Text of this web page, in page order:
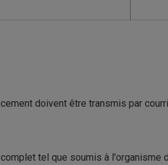
doivent être transmis par
tel que soumis à l'organisme